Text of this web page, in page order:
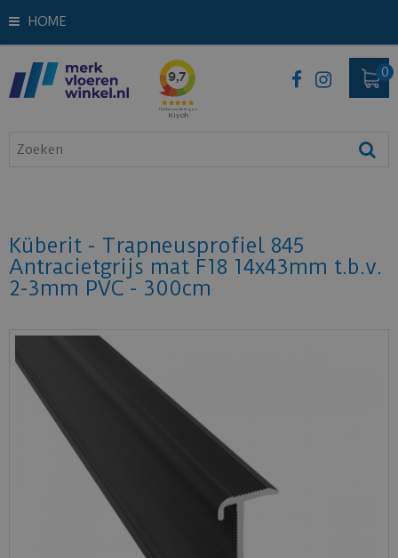
HOME
Küberit - Trapneusprofiel 845
Antracietgrijs mat F18 14x43mm t.b.v.
2-3mm PVC - 300cm